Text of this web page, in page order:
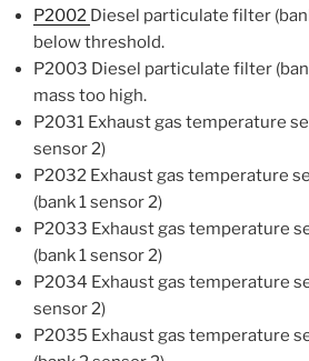
P2002 Diesel particulate filter
below threshold.
P2003 Diesel particulate filter
mass too high.
P2031 Exhaust gas temperature
sensor 2)
P2032 Exhaust gas temperature
(bank 1 sensor 2)
P2033 Exhaust gas temperature
(bank 1 sensor 2)
P2034 Exhaust gas temperature
sensor 2)
P2035 Exhaust gas temperature